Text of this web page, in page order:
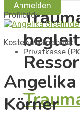
Anmelden
Profilbild:
Kostenübernahme:
Privatkasse
Körner